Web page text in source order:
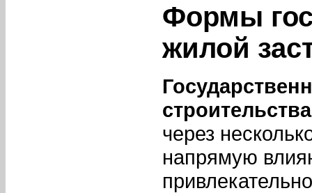
Формы
жилой
строительства
через
напрямую